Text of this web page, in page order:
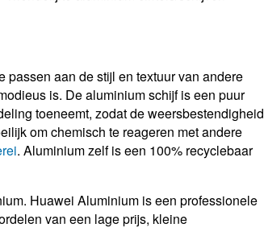
passen aan de stijl en textuur van andere
is. De aluminium schijf is een puur
toeneemt, zodat de weersbestendigheid
om chemisch te reageren met andere
. Aluminium zelf is een 100% recyclebaar
Huawei Aluminium is een professionele
van een lage prijs, kleine